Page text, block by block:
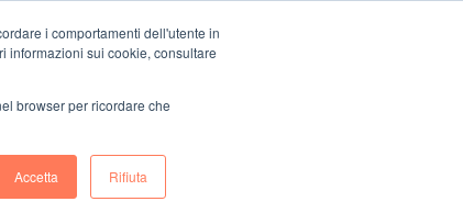
i comportamenti dell'utente in
informazioni sui cookie, consultare
browser per ricordare che
Accetta Rifiuta
Cosa facciamo Blog Newsletter